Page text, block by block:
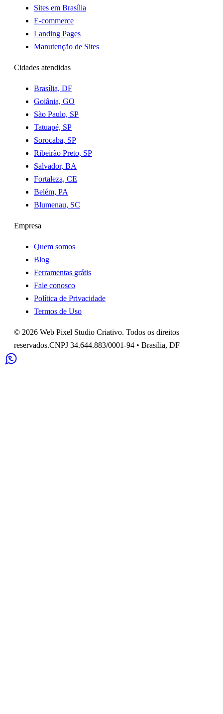
Sites em Brasília
E-commerce
Landing Pages
Manutenção de Sites
Cidades atendidas
Brasília, DF
Goiânia, GO
São Paulo, SP
Tatuapé, SP
Sorocaba, SP
Ribeirão Preto, SP
Salvador, BA
Fortaleza, CE
Belém, PA
Blumenau, SC
Empresa
Quem somos
Blog
Ferramentas grátis
Fale conosco
Política de Privacidade
Termos de Uso
© 2026 Web Pixel Studio Criativo. Todos os direitos
reservados.CNPJ 34.644.883/0001-94 • Brasília, DF